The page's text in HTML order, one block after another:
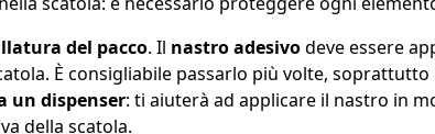
del pacco. Il nastro adesivodeve essere
È consigliabile passarlo più volte,
un dispenser: ti aiuterà ad applicare il nastro in
della scatola.